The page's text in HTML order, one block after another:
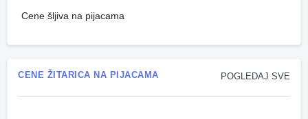
Cene šljiva na pijacama
POGLEDAJ SVE
CENE ŽITARICA NA PIJACAMA